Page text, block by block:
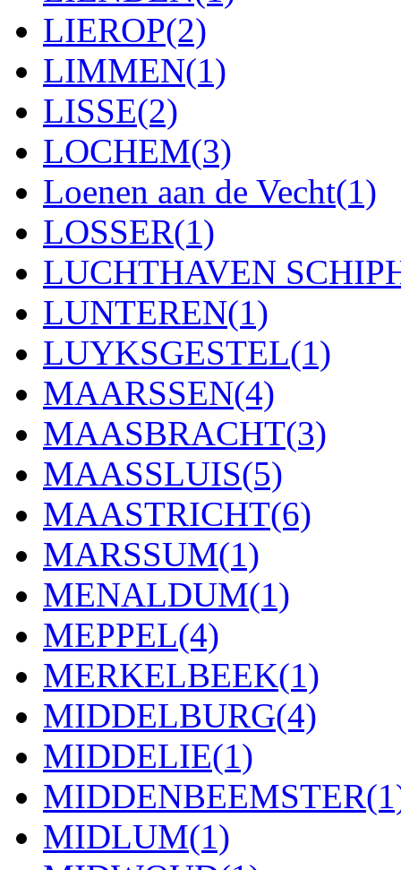
LIEROP(2)
LIMMEN(1)
LISSE(2)
LOCHEM(3)
Loenen aan de Vecht(1)
LOSSER(1)
LUCHTHAVEN
LUNTEREN(1)
LUYKSGESTEL(1)
MAARSSEN(4)
MAASBRACHT(3)
MAASSLUIS(5)
MAASTRICHT(6)
MARSSUM(1)
MENALDUM(1)
MEPPEL(4)
MERKELBEEK(1)
MIDDELBURG(4)
MIDDELIE(1)
MIDDENBEEMSTER
MIDLUM(1)